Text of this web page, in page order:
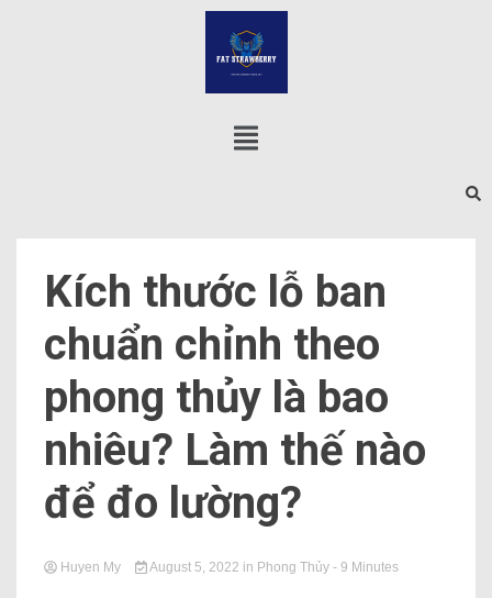
Kích thước lỗ ban
chuẩn chỉnh theo
phong thủy là bao
nhiêu? Làm thế nào
để đo lường?
Huyen My August 5, 2022 in Phong Thủy - 9 Minutes